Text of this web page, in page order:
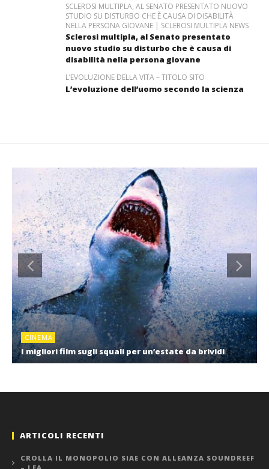
SCLEROSI MULTIPLA, AL SENATO PRESENTATO NUOVO
STUDIO SU DISTURBO CHE È CAUSA DI DISABILITÀ
NELLA PERSONA GIOVANE | SCLEROSI MULTIPLA NEWS
Sclerosi multipla, al Senato presentato
nuovo studio su disturbo che è causa di
disabilità nella persona giovane
L’EVOLUZIONE DELLA VITA – TITOLO SITO
L’evoluzione dell’uomo secondo la scienza
CINEMA
I migliori film sugli squali per un’estate da brividi
ARTICOLI RECENTI
CROLLA IL MONOPOLIO SIAE CON ALLEANZA SOUNDREEF